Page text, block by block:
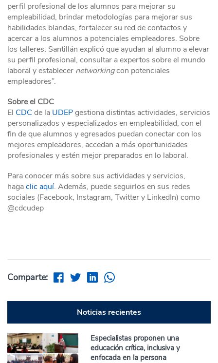
perfil profesional de los alumnos para mejorar su
empleabilidad, brindar metodologías para mejorar sus
habilidades blandas, fortalecer su red de contactos y
acercar a los alumnos a potenciales empleadores. Sobre
los talleres, Santillán explicó que ayudan al alumno a elevar
su perfil profesional, consultar a expertos sobre el mundo
laboral y establecer networkingcon potenciales
empleadores”.
Sobre el CDC
El CDC de la UDEPgestiona distintas actividades, servicios
personalizados y especializados en empleabilidad, con el
fin de que alumnos y egresados puedan conectar con los
mejores empleadores, accedan a más oportunidades
profesionales y estén mejor preparados en lo laboral.
Para conocer más sobre sus actividades y servicios,
hagaclic aquí. Además, puede seguirlos en sus redes
sociales (Facebook, Instagram, Twitter y LinkedIn) como
@cdcudep
Comparte:
Noticias recientes
Especialistas proponen una
educación crítica, inclusiva y
enfocada en la persona